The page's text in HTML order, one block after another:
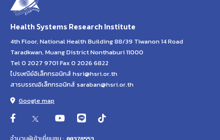
Health Systems Research Institute
4th Floor, National Health Building 88/39 Tiwanon 14 Road
Taradkwan, Muang District Nonthaburi 11000
Tel 0 2027 9701 Fax 0 2026 6822
ไปรษณีย์อิเล็กทรอนิกส์ hsri@hsri.or.th
สารบรรณอิเล็กทรอนิกส์ saraban@hsri.or.th
Google map